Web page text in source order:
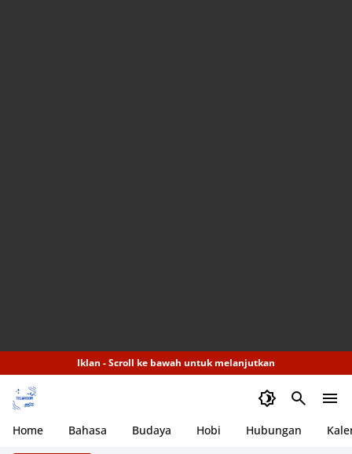
Iklan - Scroll ke bawah untuk melanjutkan
Home Bahasa Budaya Hobi Hubungan